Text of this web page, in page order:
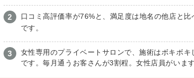
口コミ高評価率が76%と、満足度は地名の他店と
です。
女性専用のプライベートサロンで、施術はボキボ
です。毎月通うお客さんが3割程。女性店員がいま